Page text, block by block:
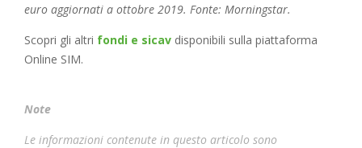
euro aggiornati a ottobre 2019. Fonte: Morningstar.
Scopri gli altri fondi e sicav disponibili sulla piattaforma
Online SIM.
Note
Le informazioni contenute in questo articolo sono